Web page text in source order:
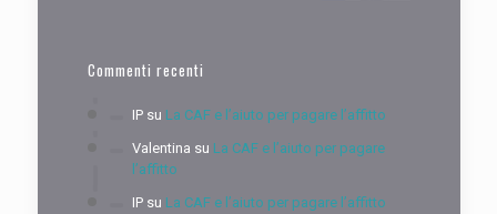
Commenti recenti
IPsu La CAF e l’aiuto per pagare l’affitto
Valentina su La CAF e l’aiuto per pagare
l’affitto
IPsu La CAF e l’aiuto per pagare l’affitto